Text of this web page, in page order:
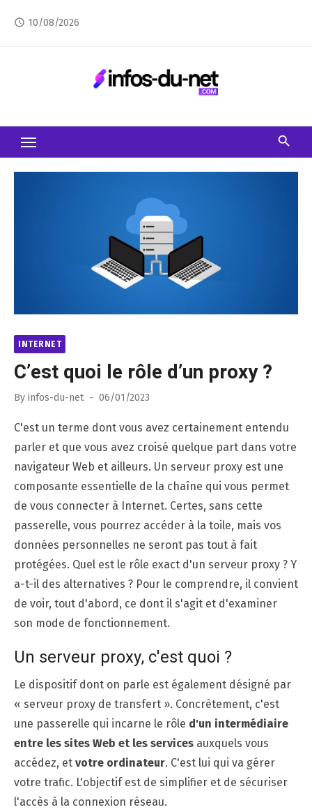
access_time 10/08/2026
INTERNET
C’est quoi le rôle d’un proxy ?
By infos-du-net
Posted
06/01/2023
C'est un terme dont vous avez certainement entendu
parler et que vous avez croisé quelque part dans votre
navigateur Web et ailleurs. Un serveur proxy est une
composante essentielle de la chaîne qui vous permet
de vous connecter à Internet. Certes, sans cette
passerelle, vous pourrez accéder à la toile, mais vos
données personnelles ne seront pas tout à fait
protégées. Quel est le rôle exact d'un serveur proxy ? Y
a-t-il des alternatives ? Pour le comprendre, il convient
de voir, tout d'abord, ce dont il s'agit et d'examiner
son mode de fonctionnement.
Un serveur proxy, c'est quoi ?
Le dispositif dont on parle est également désigné par
« serveur proxy de transfert ». Concrètement, c'est
une passerelle qui incarne le rôle d'un intermédiaire
entre les sites Web et les services auxquels vous
accédez, et votre ordinateur. C'est lui qui va gérer
votre trafic. L'objectif est de simplifier et de sécuriser
l'accès à la connexion réseau.